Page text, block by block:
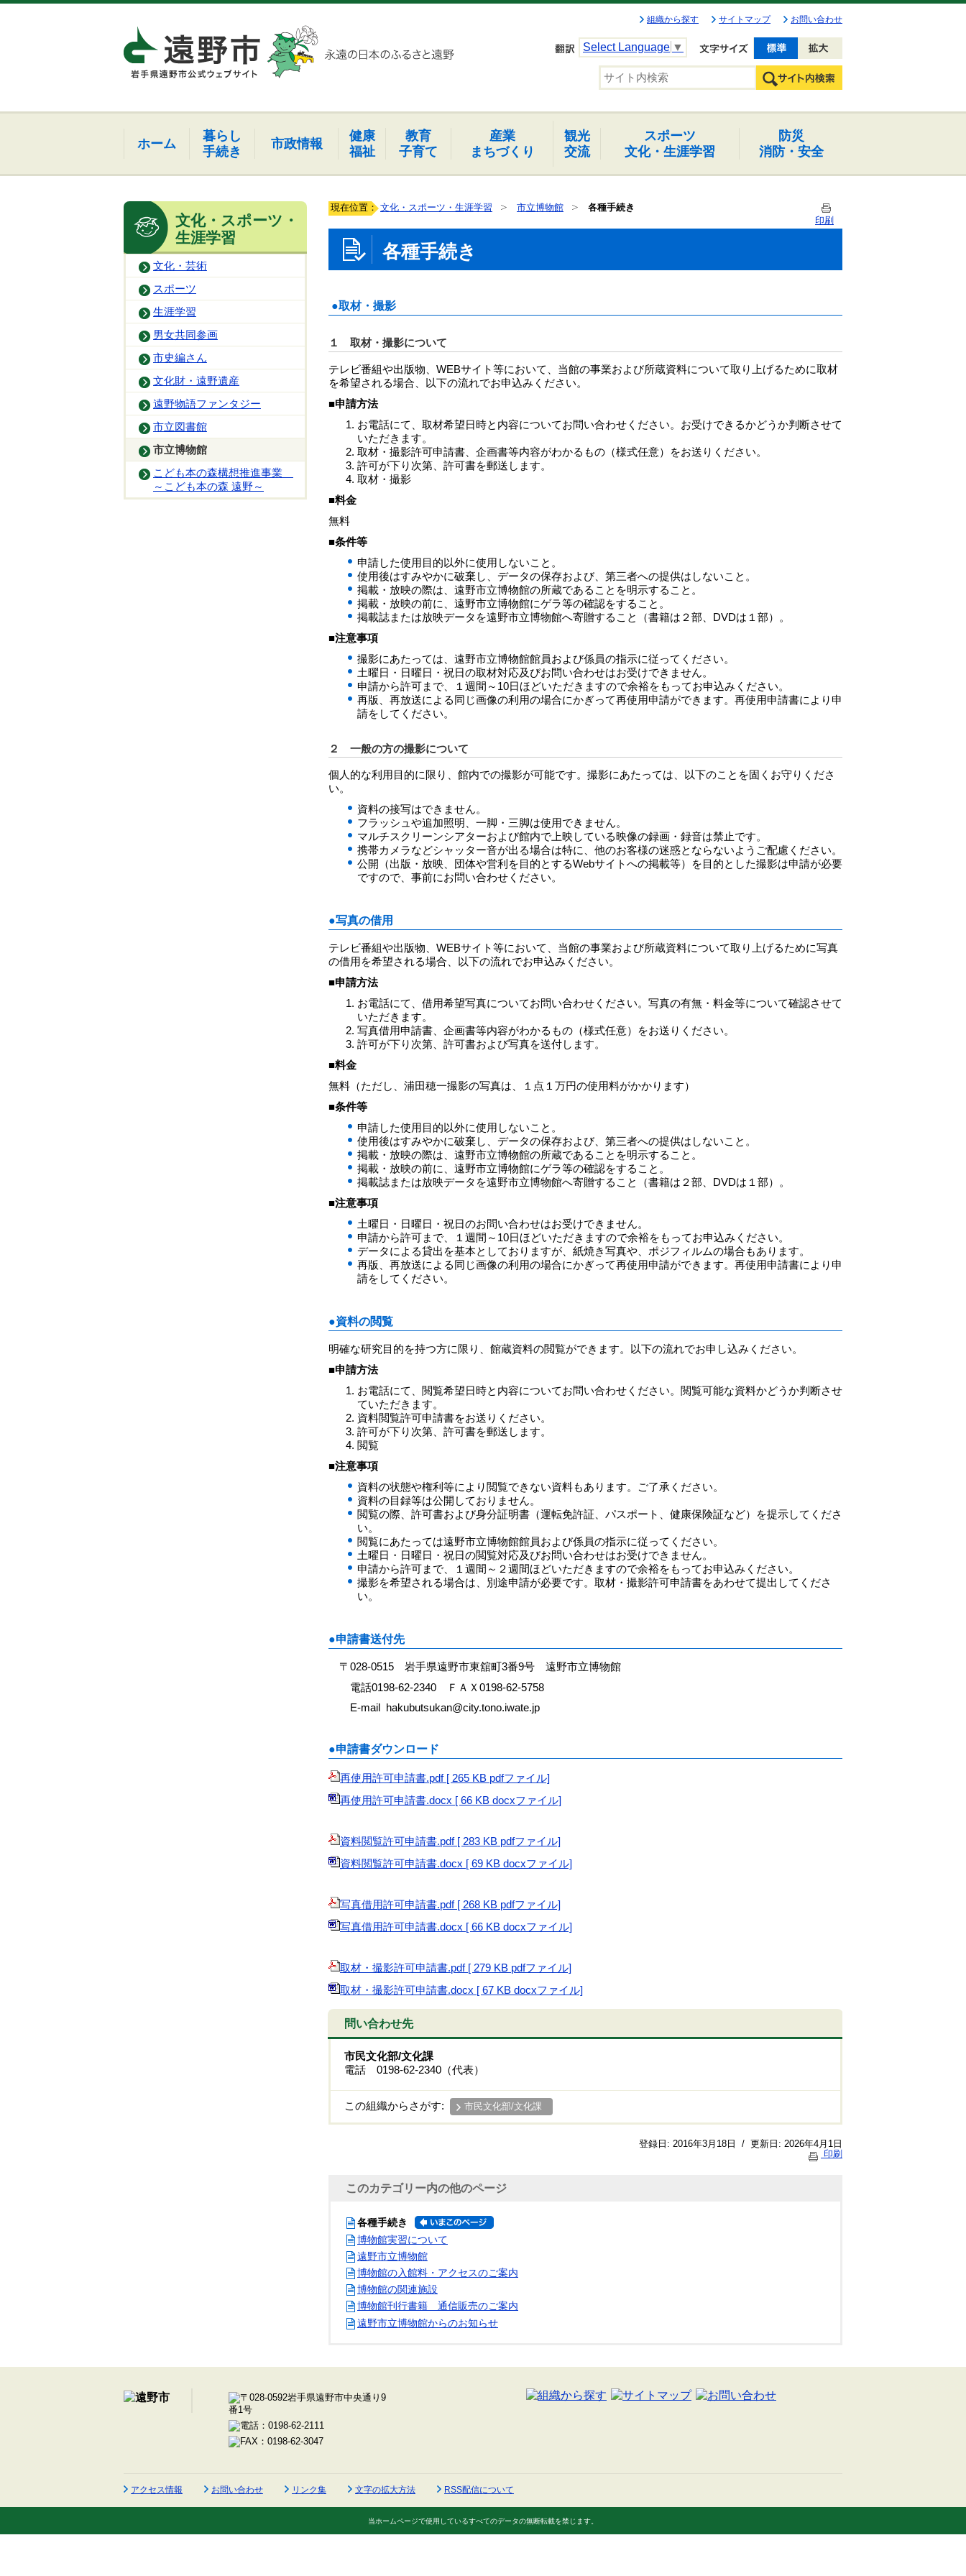
組織から探す サイトマップ お問い合わせ
Select Language ▼ 文字を小さく
ホーム
暮らし
手続き
市政情報
健康
福祉
教育
子育て
産業
まちづくり
観光
交流
スポーツ
文化・生涯学習
防災
消防・安全
文化・スポーツ・
生涯学習
文化・芸術
スポーツ
生涯学習
男女共同参画
市史編さん
文化財・遠野遺産
遠野物語ファンタジー
市立図書館
市立博物館
こども本の森構想推進事業
～こども本の森 遠野～
現在位置： 文化・スポーツ・生涯学習 市立博物館
各種手続き
印刷
各種手続き
●取材・撮影
１ 取材・撮影について
テレビ番組や出版物、WEBサイト等において、当館の事業および所蔵資料について取り上げるために取材
を希望される場合、以下の流れでお申込みください。
■申請方法
お電話にて、取材希望日時と内容についてお問い合わせください。お受けできるかどうか判断させて
いただきます。
取材・撮影許可申請書、企画書等内容がわかるもの（様式任意）をお送りください。
許可が下り次第、許可書を郵送します。
取材・撮影
■料金
無料
■条件等
申請した使用目的以外に使用しないこと。
使用後はすみやかに破棄し、データの保存および、第三者への提供はしないこと。
掲載・放映の際は、遠野市立博物館の所蔵であることを明示すること。
掲載・放映の前に、遠野市立博物館にゲラ等の確認をすること。
掲載誌または放映データを遠野市立博物館へ寄贈すること（書籍は２部、DVDは１部）。
■注意事項
撮影にあたっては、遠野市立博物館館員および係員の指示に従ってください。
土曜日・日曜日・祝日の取材対応及びお問い合わせはお受けできません。
申請から許可まで、１週間～10日ほどいただきますので余裕をもってお申込みください。
再版、再放送による同じ画像の利用の場合にかぎって再使用申請ができます。再使用申請書により申
請をしてください。
２ 一般の方の撮影について
個人的な利用目的に限り、館内での撮影が可能です。撮影にあたっては、以下のことを固くお守りくださ
い。
資料の接写はできません。
フラッシュや追加照明、一脚・三脚は使用できません。
マルチスクリーンシアターおよび館内で上映している映像の録画・録音は禁止です。
携帯カメラなどシャッター音が出る場合は特に、他のお客様の迷惑とならないようご配慮ください。
公開（出版・放映、団体や営利を目的とするWebサイトへの掲載等）を目的とした撮影は申請が必要
ですので、事前にお問い合わせください。
●写真の借用
テレビ番組や出版物、WEBサイト等において、当館の事業および所蔵資料について取り上げるために写真
の借用を希望される場合、以下の流れでお申込みください。
■申請方法
お電話にて、借用希望写真についてお問い合わせください。写真の有無・料金等について確認させて
いただきます。
写真借用申請書、企画書等内容がわかるもの（様式任意）をお送りください。
許可が下り次第、許可書および写真を送付します。
■料金
無料（ただし、浦田穂一撮影の写真は、１点１万円の使用料がかかります）
■条件等
申請した使用目的以外に使用しないこと。
使用後はすみやかに破棄し、データの保存および、第三者への提供はしないこと。
掲載・放映の際は、遠野市立博物館の所蔵であることを明示すること。
掲載・放映の前に、遠野市立博物館にゲラ等の確認をすること。
掲載誌または放映データを遠野市立博物館へ寄贈すること（書籍は２部、DVDは１部）。
■注意事項
土曜日・日曜日・祝日のお問い合わせはお受けできません。
申請から許可まで、１週間～10日ほどいただきますので余裕をもってお申込みください。
データによる貸出を基本としておりますが、紙焼き写真や、ポジフィルムの場合もあります。
再版、再放送による同じ画像の利用の場合にかぎって再使用申請ができます。再使用申請書により申
請をしてください。
●資料の閲覧
明確な研究目的を持つ方に限り、館蔵資料の閲覧ができます。以下の流れでお申し込みください。
■申請方法
お電話にて、閲覧希望日時と内容についてお問い合わせください。閲覧可能な資料かどうか判断させ
ていただきます。
資料閲覧許可申請書をお送りください。
許可が下り次第、許可書を郵送します。
閲覧
■注意事項
資料の状態や権利等により閲覧できない資料もあります。ご了承ください。
資料の目録等は公開しておりません。
閲覧の際、許可書および身分証明書（運転免許証、パスポート、健康保険証など）を提示してくださ
い。
閲覧にあたっては遠野市立博物館館員および係員の指示に従ってください。
土曜日・日曜日・祝日の閲覧対応及びお問い合わせはお受けできません。
申請から許可まで、１週間～２週間ほどいただきますので余裕をもってお申込みください。
撮影を希望される場合は、別途申請が必要です。取材・撮影許可申請書をあわせて提出してくださ
い。
●申請書送付先
〒028-0515 岩手県遠野市東舘町3番9号 遠野市立博物館
電話0198-62-2340 ＦＡＸ0198-62-5758
E-mail hakubutsukan@city.tono.iwate.jp
●申請書ダウンロード
再使用許可申請書.pdf [ 265 KB pdfファイル]
再使用許可申請書.docx [ 66 KB docxファイル]
資料閲覧許可申請書.pdf [ 283 KB pdfファイル]
資料閲覧許可申請書.docx [ 69 KB docxファイル]
写真借用許可申請書.pdf [ 268 KB pdfファイル]
写真借用許可申請書.docx [ 66 KB docxファイル]
取材・撮影許可申請書.pdf [ 279 KB pdfファイル]
取材・撮影許可申請書.docx [ 67 KB docxファイル]
問い合わせ先
市民文化部/文化課
電話 0198-62-2340（代表）
この組織からさがす: 市民文化部/文化課
登録日: 2016年3月18日 / 更新日: 2026年4月1日
印刷
このカテゴリー内の他のページ
各種手続き
博物館実習について
遠野市立博物館
博物館の入館料・アクセスのご案内
博物館の関連施設
博物館刊行書籍 通信販売のご案内
遠野市立博物館からのお知らせ
アクセス情報 お問い合わせ リンク集 文字の拡大方法 RSS配信について
当ホームページで使用しているすべてのデータの無断転載を禁じます。